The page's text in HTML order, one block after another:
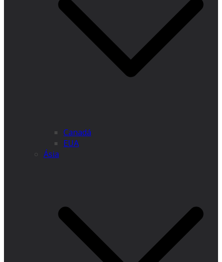
Canadá
EUA
Ásia